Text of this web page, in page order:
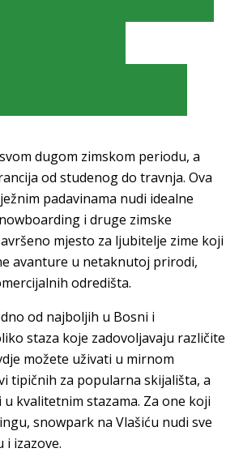
dugom zimskom periodu, a
od studenog do travnja. Ova
padavinama nudi idealne
i druge zimske
mjesto za ljubitelje zime koji
avanture u netaknutoj prirodi,
odredišta.
od najboljih u Bosni i
staza koje zadovoljavaju različite
možete uživati u mirnom
tipičnih za popularna skijališta, a
kvalitetnim stazama. Za one koji
snowpark na Vlašiću nudi sve
i izazove.